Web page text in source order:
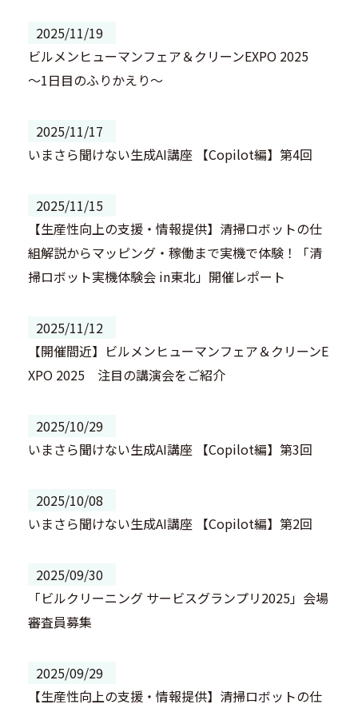
2025/11/19
ビルメンヒューマンフェア＆クリーンEXPO 2025
～1日目のふりかえり～
2025/11/17
いまさら聞けない生成AI講座 【Copilot編】第4回
2025/11/15
【生産性向上の支援・情報提供】清掃ロボットの仕
組解説からマッピング・稼働まで実機で体験！「清
掃ロボット実機体験会 in東北」開催レポート
2025/11/12
【開催間近】ビルメンヒューマンフェア＆クリーンE
XPO 2025 注目の講演会をご紹介
2025/10/29
いまさら聞けない生成AI講座 【Copilot編】第3回
2025/10/08
いまさら聞けない生成AI講座 【Copilot編】第2回
2025/09/30
「ビルクリーニング サービスグランプリ2025」会場
審査員募集
2025/09/29
【生産性向上の支援・情報提供】清掃ロボットの仕